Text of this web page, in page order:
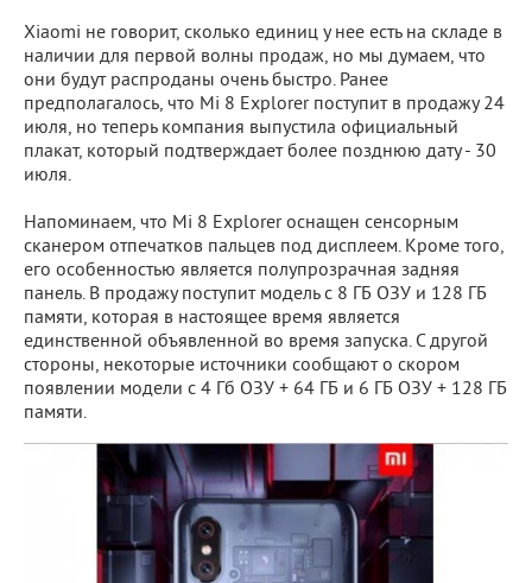
Xiaomi не говорит, сколько единиц у нее есть на складе в
наличии для первой волны продаж, но мы думаем, что
они будут распроданы очень быстро. Ранее
предполагалось, что Mi 8 Explorer поступит в продажу 24
июля, но теперь компания выпустила официальный
плакат, который подтверждает более позднюю дату - 30
июля.
Напоминаем, что Mi 8 Explorer оснащен сенсорным
сканером отпечатков пальцев под дисплеем. Кроме того,
его особенностью является полупрозрачная задняя
панель. В продажу поступит модель с 8 ГБ ОЗУ и 128 ГБ
памяти, которая в настоящее время является
единственной объявленной во время запуска. С другой
стороны, некоторые источники сообщают о скором
появлении модели с 4 Гб ОЗУ + 64 ГБ и 6 ГБ ОЗУ + 128 ГБ
памяти.